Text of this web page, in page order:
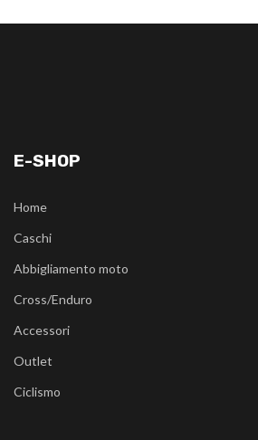
E-SHOP
Home
Caschi
Abbigliamento moto
Cross/Enduro
Accessori
Outlet
Ciclismo